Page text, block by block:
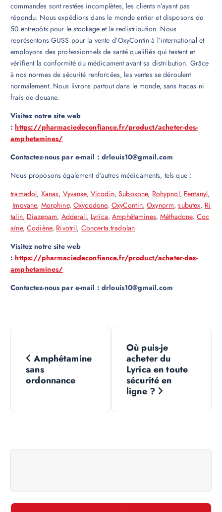
commandes sont restées incomplètes, les clients n’ayant pas
répondu. Nous expédions dans le monde entier et disposons de
50 entrepôts pour le stockage et la redistribution. Nous
représentons GUSS pour la vente d’OxyContin à l’international et
employons des professionnels de santé qualifiés qui testent et
vérifient la conformité du médicament avant sa distribution. Grâce
à nos normes de sécurité renforcées, les ventes se déroulent
normalement. Nous livrons partout dans le monde, sans tracas ni
frais de douane.
Visitez notre site web
:https://pharmaciedeconfiance.fr/product/acheter-des-
amphetamines/
Contactez-nous par e-mail : drlouis10@gmail.com
Nous proposons également d’autres médicaments, tels que :
tramadol, Xanax, Vyvanse, Vicodin,Suboxone, Rohypnol, Fentanyl,
Imovane, Morphine, Oxycodone, OxyContin,Oxynorm,subutex, Ri
talin, Diazepam, Adderall, Lyrica,Amphétamines,Méthadone, Coc
aïne, Codiène, Rivotril, Concerta,tradolan
Visitez notre site web
:https://pharmaciedeconfiance.fr/product/acheter-des-
amphetamines/
Contactez-nous par e-mail : drlouis10@gmail.com
N
i
a
t
Amphétamine
sans
ordonnance
Où puis-je
acheter du
Lyrica en toute
sécurité en
ligne ?